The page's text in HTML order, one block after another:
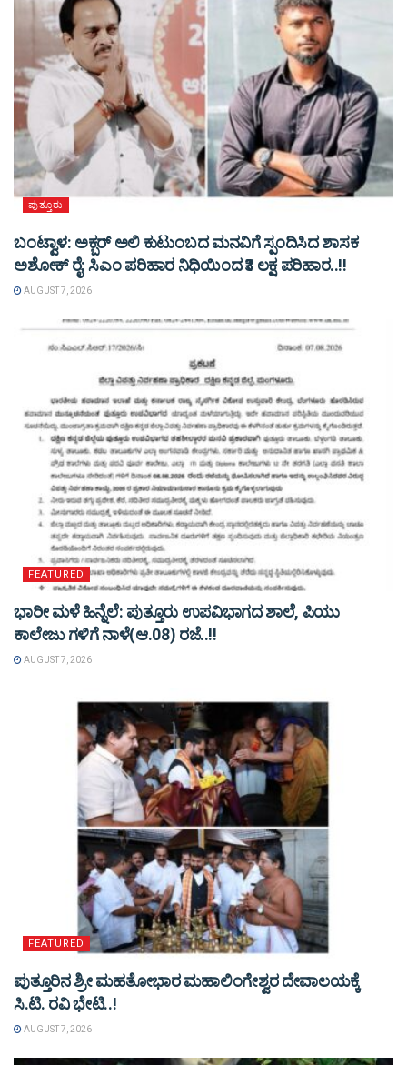
ಪುತ್ತೂರು
ಬಂಟ್ವಾಳ: ಅಕ್ಬರ್ ಅಲಿ ಕುಟುಂಬದ ಮನವಿಗೆ ಸ್ಪಂದಿಸಿದ ಶಾಸಕ
ಅಶೋಕ್ ರೈ: ಸಿಎಂ ಪರಿಹಾರ ನಿಧಿಯಿಂದ ₹3 ಲಕ್ಷ ಪರಿಹಾರ..!!
AUGUST 7, 2026
FEATURED
ಭಾರೀ ಮಳೆ ಹಿನ್ನೆಲೆ: ಪುತ್ತೂರು ಉಪವಿಭಾಗದ ಶಾಲೆ, ಪಿಯು
ಕಾಲೇಜು ಗಳಿಗೆ ನಾಳೆ(ಆ.08) ರಜೆ..!!
AUGUST 7, 2026
FEATURED
ಪುತ್ತೂರಿನ ಶ್ರೀ ಮಹತೋಭಾರ ಮಹಾಲಿಂಗೇಶ್ವರ ದೇವಾಲಯಕ್ಕೆ
ಸಿ.ಟಿ. ರವಿ ಭೇಟಿ..!
AUGUST 7, 2026